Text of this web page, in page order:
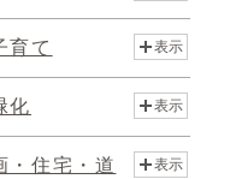
育て 表示
化 表示
・住宅・道
表示